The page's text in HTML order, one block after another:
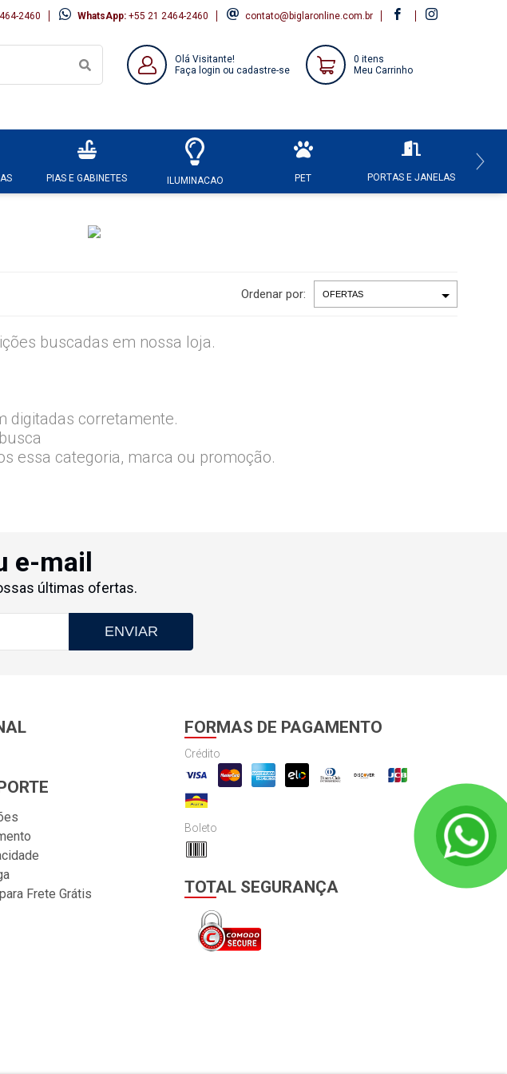
2460 WhatsApp: +55 21 2464-2460 contato@biglaronline.com.br
Olá Visitante!
Faça login ou cadastre-se
0 itens
Meu Carrinho
PIAS E GABINETES ILUMINACAO PET PORTAS E JANELAS
Ordenar por:
buscadas em nossa loja.
digitadas corretamente.
essa categoria, marca ou promoção.
e-mail
últimas ofertas.
ENVIAR
Frete Grátis
FORMAS DE PAGAMENTO
Crédito
Boleto
TOTAL SEGURANÇA